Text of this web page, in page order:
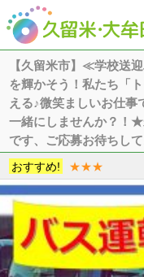
【久留米市】≪学校送
を輝かそう！私たち「
える♪微笑ましいお仕事
一緒にしませんか？！
です、ご応募お待ちし
おすすめ! ★★★